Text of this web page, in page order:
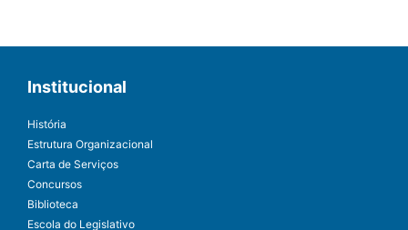
Institucional
História
Estrutura Organizacional
Carta de Serviços
Concursos
Biblioteca
Escola do Legislativo